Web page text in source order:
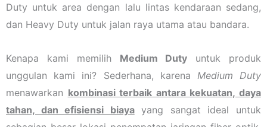
Duty untuk area dengan lalu lintas kendaraan sedang,
dan Heavy Duty untuk jalan raya utama atau bandara.
Kenapa kami memilih Medium Duty untuk produk
unggulan kami ini? Sederhana, karena Medium Duty
menawarkan kombinasi terbaik antara kekuatan, daya
tahan, dan efisiensi biayayang sangat ideal untuk